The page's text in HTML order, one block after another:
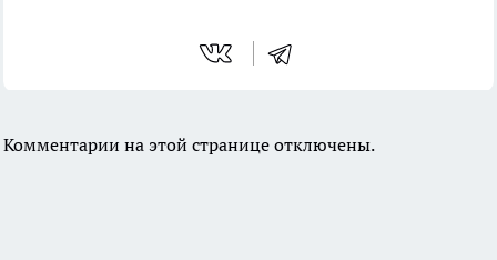
Комментарии на этой странице отключены.